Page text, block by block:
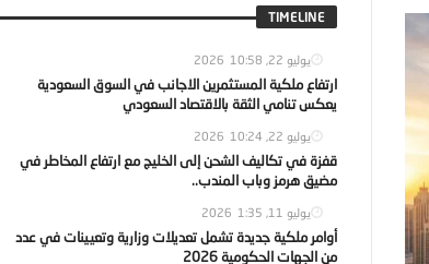
TIMELINE
يوليو 22, 2026 10:58
ارتفاع ملكية المستثمرين الاجانب في السوق السعودية
يعكس تنامي الثقة بالاقتصاد السعودي
يوليو 22, 2026 10:24
قفزة في تكاليف الشحن إلى الخليج مع ارتفاع المخاطر في
مضيق هرمز وباب المندب..
يوليو 11, 2026 1:35
أوامر ملكية جديدة تشمل تعديلات وزارية وتعيينات في عدد
من الجهات الحكومية 2026